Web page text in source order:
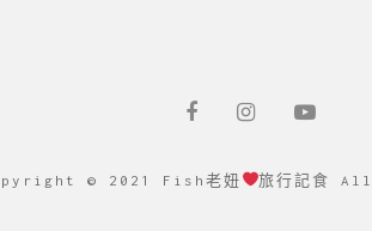
© 2021 Fish老妞 旅行記食